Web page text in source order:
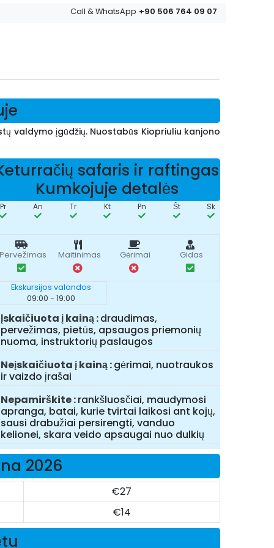
Call & WhatsApp +90 506 764 09 07
valdymo įgūdžių. Nuostabūs Kiopriuliu kanjono
safaris ir raftingas
Kumkojuje detalės
Pr An Tr Kt Pn Št Sk
Pervežimas Maitinimas Gėrimai Gidas
Ekskursijos valandos
09:00 - 19:00
Įskaičiuota į kainą draudimas,
pervežimas, pietūs, apsaugos priemonių
nuoma, instruktorių paslaugos
Neįskaičiuota į kainą gėrimai, nuotraukos
ir vaizdo įrašai
Nepamirškite rankšluosčiai, maudymosi
apranga, batai, kurie tvirtai laikosi ant kojų,
sausi drabužiai persirengti, vanduo
kelionei, skara veido apsaugai nuo dulkių
2026
€27
€14